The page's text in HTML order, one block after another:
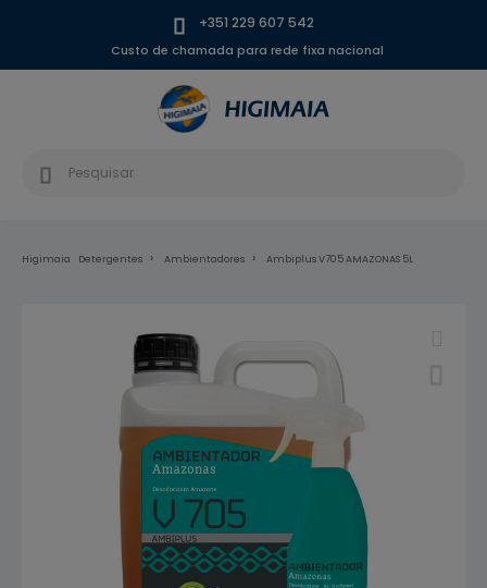
+351 229 607 542
Custo de chamada para rede fixa nacional
Higimaia Detergentes Ambientadores Ambiplus V705 AMAZONAS 5L